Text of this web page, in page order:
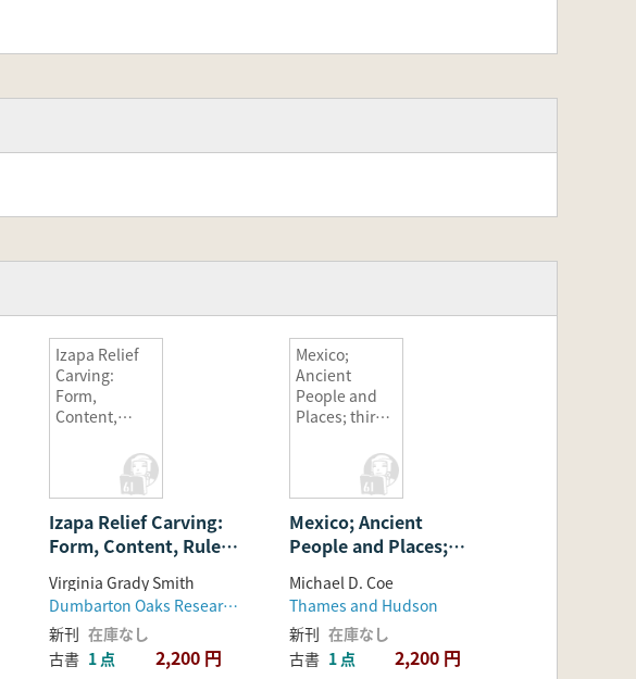
Izapa Relief
Carving:
Form,
Content,
Design, and
Mesoamerica
n Art History
and
Archaeology(
イザパのレリ
ーフ彫刻: 形、
内容、デザイ
ンのルール、
メソアメリカ
Izapa Relief Carving:
Form, Content, Rules
for Design, and Role in
Mesoamerican Art
History and
Archaeology( イザパの
レリーフ彫刻: 形、内
Virginia Grady Smith
Dumbarton Oaks Research Library and Collection
新刊 在庫なし
古書 1 点 2,200 円
Mexico;
Ancient
People and
Places; third
revised and
enlarged(メキ
シコ; 古代の
人々と場所; 改
訂増補第3版)
Mexico; Ancient
People and Places;
third edition, revised
and enlarged(メキシ
コ; 古代の人々と場所;
改訂増補第3版)
Michael D. Coe
Thames and Hudson
新刊 在庫なし
古書 1 点 2,200 円